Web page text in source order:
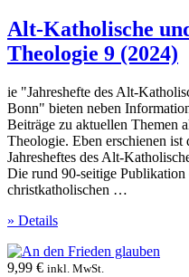
Alt-Katholische
Theologie 9 (2024)
ie "Jahreshefte des Alt-
Bonn" bieten neben
Beiträge zu aktuellen Themen
Theologie. Eben erschienen ist
Jahresheftes des Alt-
Die rund 90-seitige
christkatholischen …
» Details
9,99 € inkl. MwSt.